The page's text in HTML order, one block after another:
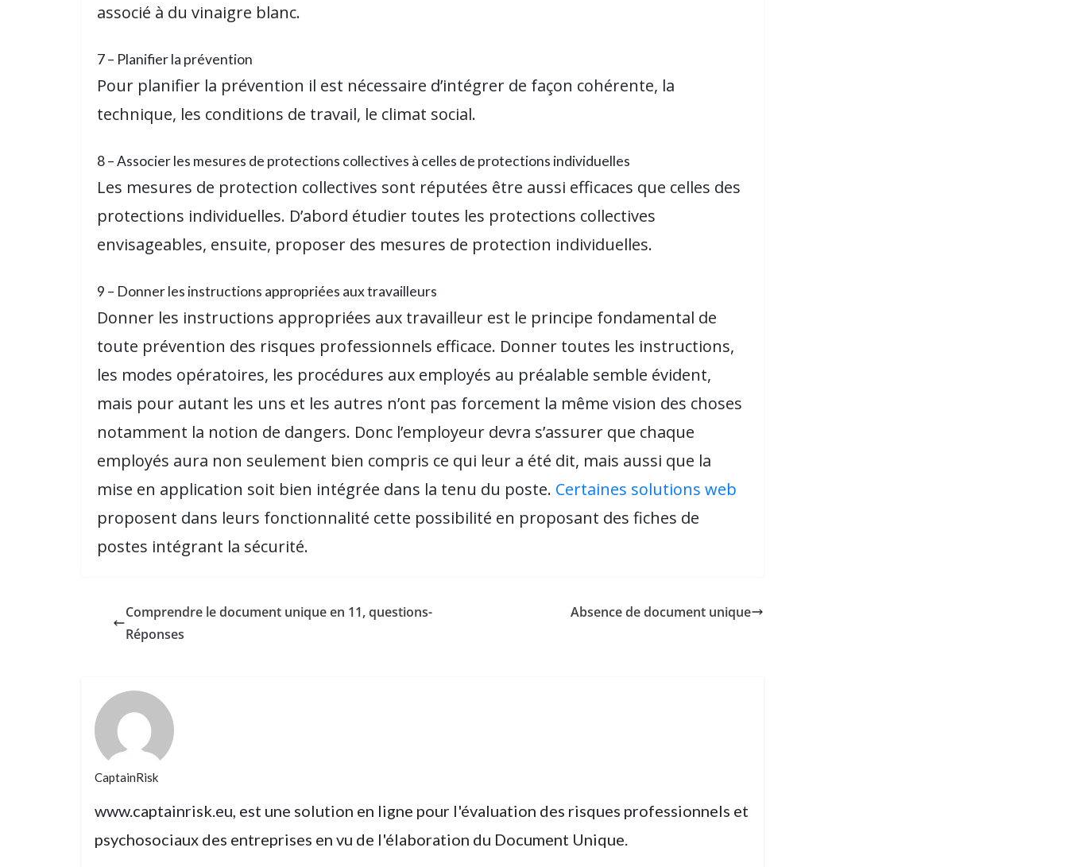
associé à du vinaigre blanc.
7 – Planifier la prévention
Pour planifier la prévention il est nécessaire d’intégrer de façon cohérente, la
technique, les conditions de travail, le climat social.
8 – Associer les mesures de protections collectives à celles de protections individuelles
Les mesures de protection collectives sont réputées être aussi efficaces que celles des
protections individuelles. D’abord étudier toutes les protections collectives
envisageables, ensuite, proposer des mesures de protection individuelles.
9 – Donner les instructions appropriées aux travailleurs
Donner les instructions appropriées aux travailleur est le principe fondamental de
toute prévention des risques professionnels efficace. Donner toutes les instructions,
les modes opératoires, les procédures aux employés au préalable semble évident,
mais pour autant les uns et les autres n’ont pas forcement la même vision des choses
notamment la notion de dangers. Donc l’employeur devra s’assurer que chaque
employés aura non seulement bien compris ce qui leur a été dit, mais aussi que la
mise en application soit bien intégrée dans la tenu du poste. Certaines solutions web
proposent dans leurs fonctionnalité cette possibilité en proposant des fiches de
postes intégrant la sécurité.
Comprendre le document unique en 11, questions-
Réponses
Absence de document unique
CaptainRisk
www.captainrisk.eu, est une solution en ligne pour l'évaluation des risques professionnels et
psychosociaux des entreprises en vu de l'élaboration du Document Unique.